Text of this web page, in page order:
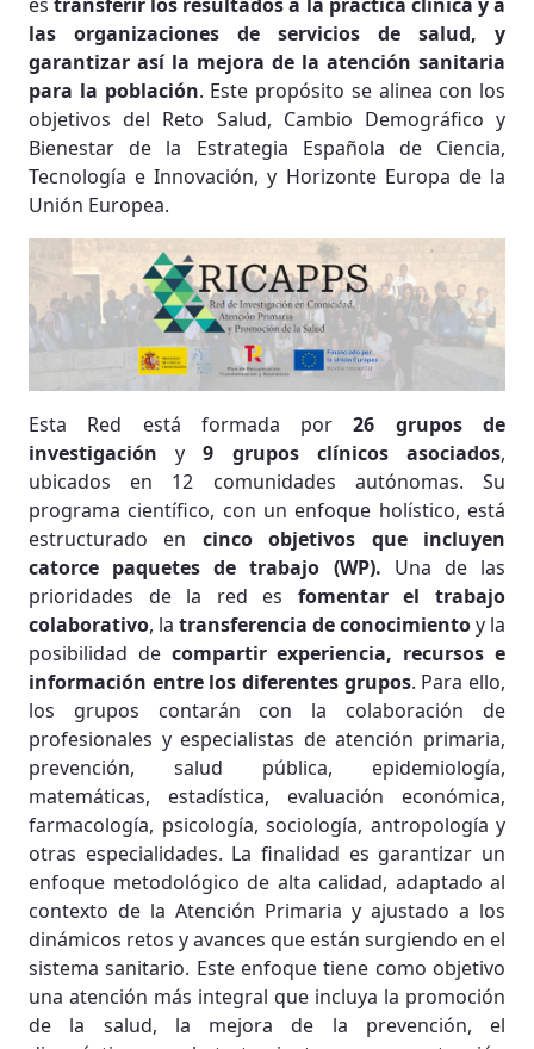
las organizaciones de servicios de salud, y
garantizar así la mejora de la atención sanitaria
para la población. Este propósito se alinea con los
objetivos del Reto Salud, Cambio Demográfico y
Bienestar de la Estrategia Española de Ciencia,
Tecnología e Innovación, y Horizonte Europa de la
Unión Europea.
Esta Red está formada por26 grupos de
investigación y9 grupos clínicos asociados,
ubicados en 12 comunidades autónomas. Su
programa científico, con un enfoque holístico, está
estructurado en cinco objetivos
que incluyen
catorce paquetes de trabajo (WP). Una de las
prioridades de la red es fomentar el trabajo
colaborativo, la transferencia de conocimientoy la
posibilidad de compartir experiencia, recursos e
información entre los diferentes grupos. Para ello,
los grupos contarán con la colaboración de
profesionales y especialistas de atención primaria,
prevención, salud pública, epidemiología,
matemáticas, estadística, evaluación económica,
farmacología, psicología, sociología, antropología y
otras especialidades. La finalidad es garantizar un
enfoque metodológico de alta calidad, adaptado al
contexto de la Atención Primaria y ajustado a los
dinámicos retos y avances que están surgiendo en el
sistema sanitario. Este enfoque tiene como objetivo
una atención más integral que incluya la promoción
de la salud, la mejora de la prevención, el